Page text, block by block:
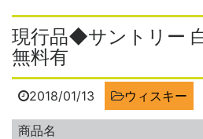
現行品◆サントリー
無料有
2018/01/13 ウィスキー
商品名